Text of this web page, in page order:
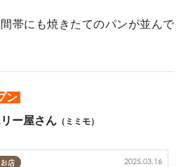
帯にも焼きたてのパンが並んで
ン
ー屋さん （ミミモ）
お店 2025.03.16